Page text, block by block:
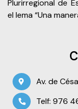
Plurirregional de
el lema “Una
Av. de
Telf: 976